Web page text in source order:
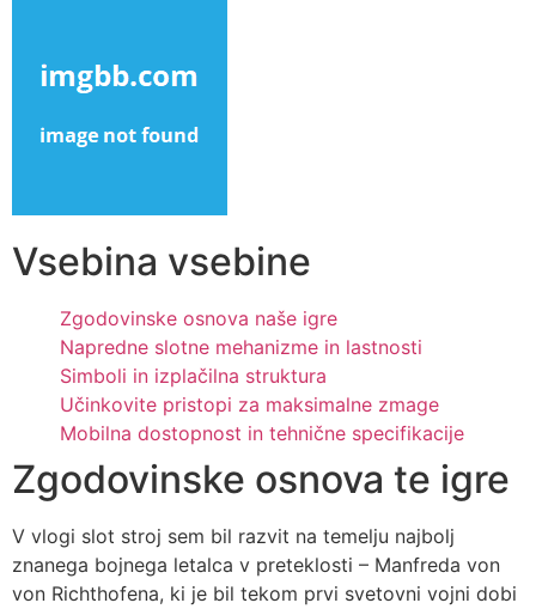
content
Vsebina vsebine
Zgodovinske osnova naše igre
Napredne slotne mehanizme in lastnosti
Simboli in izplačilna struktura
Učinkovite pristopi za maksimalne zmage
Mobilna dostopnost in tehnične specifikacije
Zgodovinske osnova te igre
V vlogi slot stroj sem bil razvit na temelju najbolj
znanega bojnega letalca v preteklosti – Manfreda von
von Richthofena, ki je bil tekom prvi svetovni vojni dobi